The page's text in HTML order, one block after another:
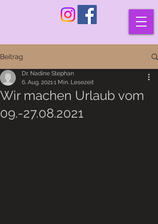
Beitrag
Wir machen Urlaub vom
09.-27.08.2021
Dr. Nadine Stephan
6. Aug. 20211 Min. Lesezeit